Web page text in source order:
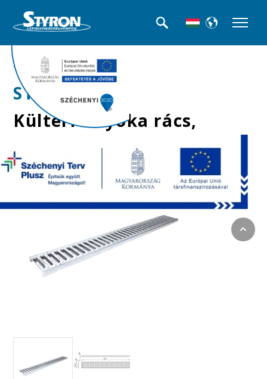
>>Kültéri folyókák
STY-900-2
Kültéri folyóka rács,
horganyzott, 1 m-es